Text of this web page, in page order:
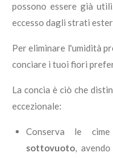
possono essere già
eccesso dagli strati
Per eliminare l'umidità
conciare i tuoi fiori
La concia è ciò che
eccezionale:
Conserva le
sottovuoto,